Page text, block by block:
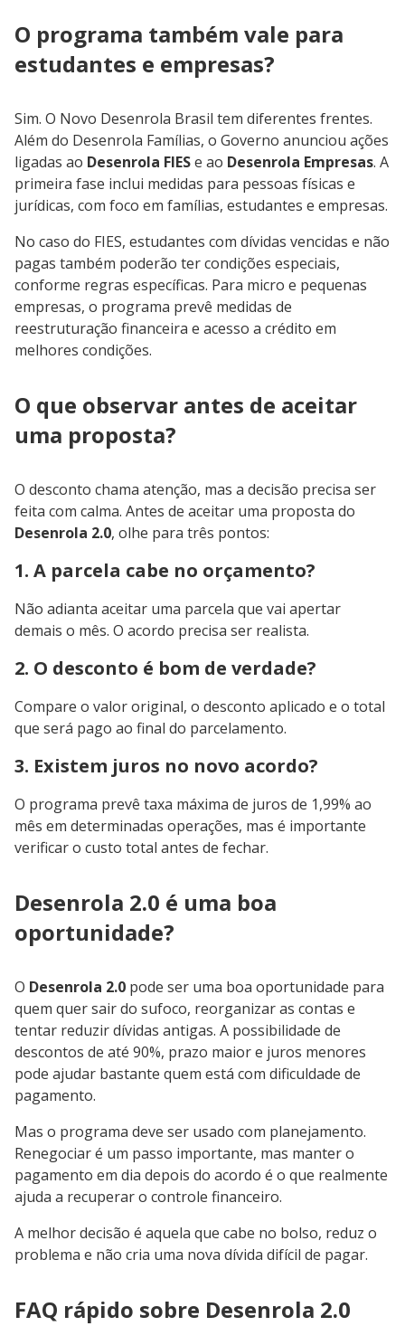
O programa também vale para
estudantes e empresas?
Sim. O Novo Desenrola Brasil tem diferentes frentes.
Além do Desenrola Famílias, o Governo anunciou ações
ligadas ao Desenrola FIESe ao Desenrola Empresas. A
primeira fase inclui medidas para pessoas físicas e
jurídicas, com foco em famílias, estudantes e empresas.
No caso do FIES, estudantes com dívidas vencidas e não
pagas também poderão ter condições especiais,
conforme regras específicas. Para micro e pequenas
empresas, o programa prevê medidas de
reestruturação financeira e acesso a crédito em
melhores condições.
O que observar antes de aceitar
uma proposta?
O desconto chama atenção, mas a decisão precisa ser
feita com calma. Antes de aceitar uma proposta do
Desenrola 2.0, olhe para três pontos:
1. A parcela cabe no orçamento?
Não adianta aceitar uma parcela que vai apertar
demais o mês. O acordo precisa ser realista.
2. O desconto é bom de verdade?
Compare o valor original, o desconto aplicado e o total
que será pago ao final do parcelamento.
3. Existem juros no novo acordo?
O programa prevê taxa máxima de juros de 1,99% ao
mês em determinadas operações, mas é importante
verificar o custo total antes de fechar.
Desenrola 2.0 é uma boa
oportunidade?
O Desenrola 2.0 pode ser uma boa oportunidade para
quem quer sair do sufoco, reorganizar as contas e
tentar reduzir dívidas antigas. A possibilidade de
descontos de até 90%, prazo maior e juros menores
pode ajudar bastante quem está com dificuldade de
pagamento.
Mas o programa deve ser usado com planejamento.
Renegociar é um passo importante, mas manter o
pagamento em dia depois do acordo é o que realmente
ajuda a recuperar o controle financeiro.
A melhor decisão é aquela que cabe no bolso, reduz o
problema e não cria uma nova dívida difícil de pagar.
FAQ rápido sobre Desenrola 2.0